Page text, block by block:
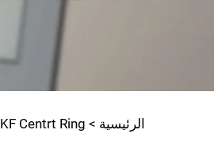
الرئيسية > KF Centrt Ring مع O-Ring